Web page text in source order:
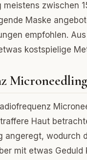
zwischen
Maske
empfohlen.
kostspielige
Haut
angeregt, wodurch
mit etwas